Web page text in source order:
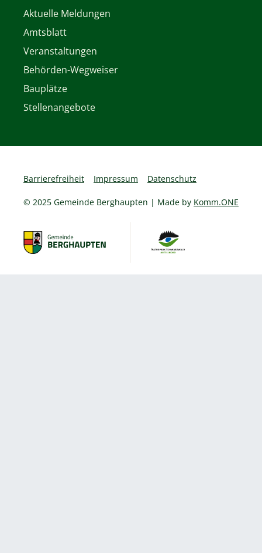
Aktuelle Meldungen
Amtsblatt
Veranstaltungen
Behörden-Wegweiser
Bauplätze
Stellenangebote
Barrierefreiheit Impressum Datenschutz
© 2025 Gemeinde Berghaupten | Made by Komm.ONE